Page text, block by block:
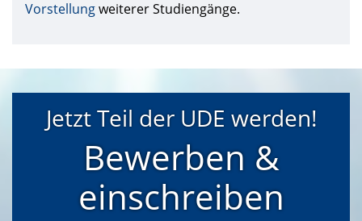
Vorstellungweiterer Studiengänge.
Jetzt Teil der UDE werden!
Bewerben &
einschreiben